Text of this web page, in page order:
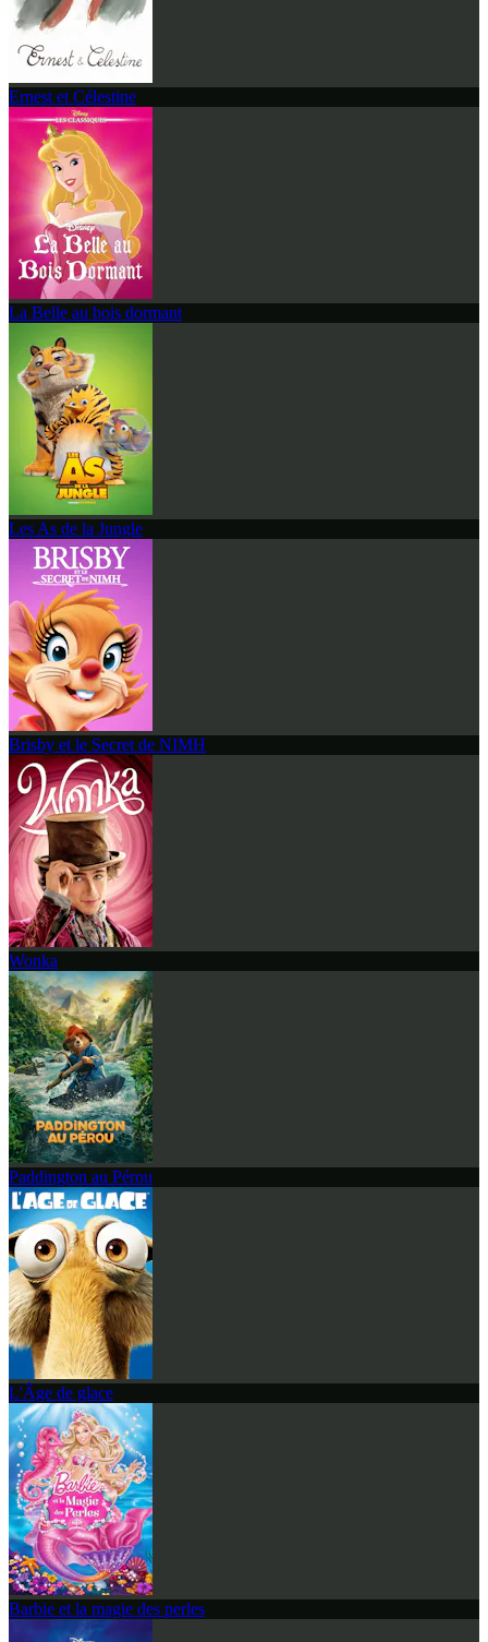
Ernest et Célestine
La Belle au bois dormant
Les As de la Jungle
Brisby et le Secret de NIMH
Wonka
Paddington au Pérou
L'Âge de glace
Barbie et la magie des perles